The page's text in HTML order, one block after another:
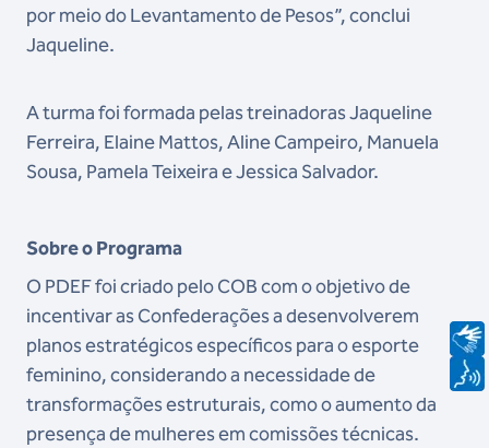
por meio do Levantamento de Pesos”, conclui
Jaqueline.
A turma foi formada pelas treinadoras Jaqueline
Ferreira, Elaine Mattos,Aline Campeiro, Manuela
Sousa, Pamela Teixeira eJessica Salvador.
Sobre o Programa
O PDEF foi criado pelo COB com o objetivo de
incentivar as Confederações a desenvolverem
planos estratégicos específicos para o esporte
feminino, considerando a necessidade de
transformações estruturais, como o aumento da
presença de mulheres em comissões técnicas.